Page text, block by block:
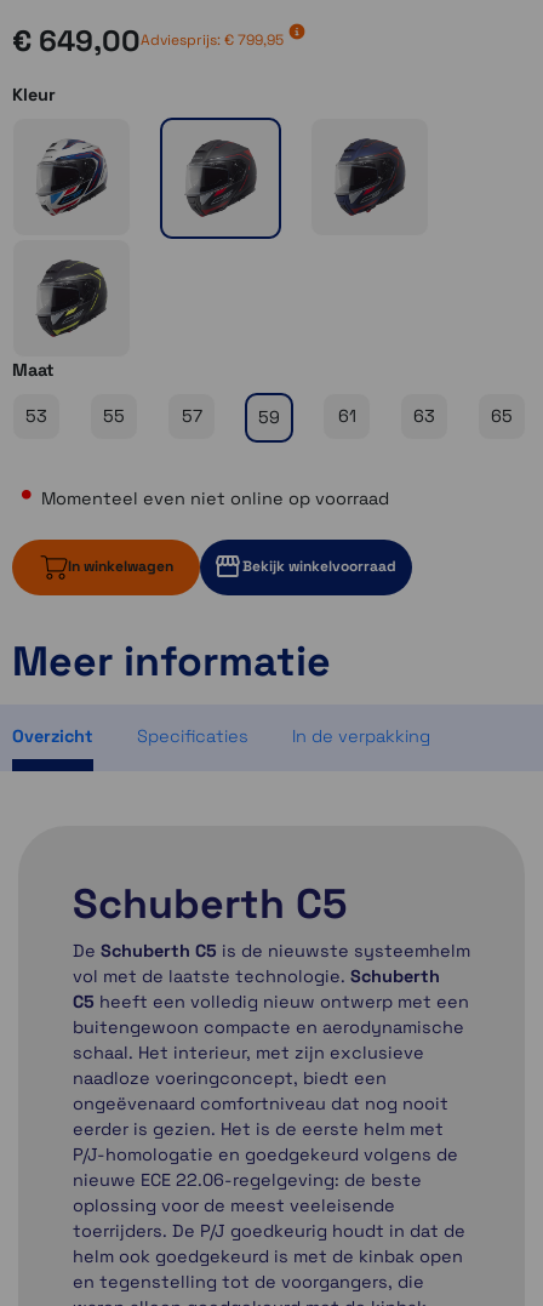
€ 649,00Adviesprijs: € 799,95
Kleur
Maat
53 55 57 59 61 63 65
Momenteel even niet online op voorraad
In winkelwagen Bekijk winkelvoorraad
Momenteel even niet op voorraad
Momenteel even niet op voorraad
Meer informatie
Overzicht Specificaties In de verpakking
Schuberth C5
De Schuberth C5 is de nieuwste systeemhelm
vol met de laatste technologie. Schuberth
C5 heeft een volledig nieuw ontwerp met een
buitengewoon compacte en aerodynamische
schaal. Het interieur, met zijn exclusieve
naadloze voeringconcept, biedt een
ongeëvenaard comfortniveau dat nog nooit
eerder is gezien. Het is de eerste helm met
P/J-homologatie en goedgekeurd volgens de
nieuwe ECE 22.06-regelgeving: de beste
oplossing voor de meest veeleisende
toerrijders. De P/J goedkeurig houdt in dat de
helm ook goedgekeurd is met de kinbak open
en tegenstelling tot de voorgangers, die